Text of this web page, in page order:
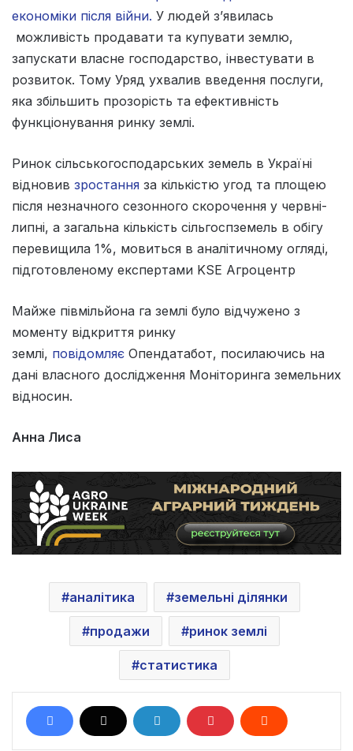
економіки після війни. У людей з’явилась
можливість продавати та купувати землю,
запускати власне господарство, інвестувати в
розвиток. Тому Уряд ухвалив введення послуги,
яка збільшить прозорість та ефективність
функціонування ринку землі.
Ринок сільськогосподарських земель в Україні
відновив зростання за кількістю угод та площею
після незначного сезонного скорочення у червні-
липні, а загальна кількість сільгоспземель в обігу
перевищила 1%, мовиться в аналітичному огляді,
підготовленому експертами KSE Агроцентр
Майже півмільйона га землі було відчужено з
моменту відкриття ринку
землі, повідомляє Опендатабот, посилаючись на
дані власного дослідження Моніторинга земельних
відносин.
Анна Лиса
аналітика земельні ділянки
продажи ринок землі
статистика